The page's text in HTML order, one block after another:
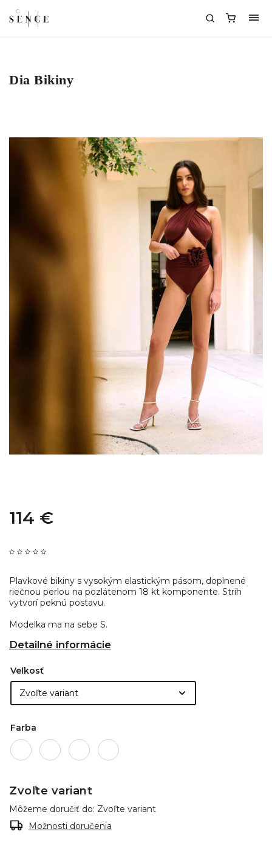
Dia Bikiny
114 €
Plavkové bikiny s vysokým elastickým pásom, doplnené
riečnou perlou na pozlátenom 18 kt komponente. Strih
vytvorí peknú postavu.
Modelka ma na sebe S.
Detailné informácie
Veľkosť
Farba
Zvoľte variant
Môžeme doručiť do: Zvoľte variant
Možnosti doručenia